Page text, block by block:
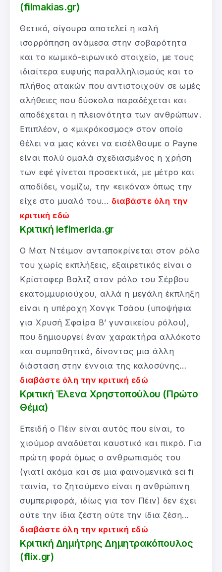
(filmakias.gr)
Θετικό, σίγουρα αποτελεί η καλή
ισορρόπηση ανάμεσα στην σοβαρότητα
και το κωμικό-ειρωνικό στοιχείο, με τους
ιδιαίτερα ευφυής παραλληλισμούς και το
πλήθος ατακών που αντιστοιχούν σε ωμές
αλήθειες που δύσκολα παραδέχεται και
αποδέχεται η πλειονότητα των ανθρώπων.
Επιπλέον, ο «μικρόκοσμος» στον οποίο
θέλει να μας κάνει να εισέλθουμε ο Payne
είναι πολύ ομαλά σχεδιασμένος η χρήση
των εφέ γίνεται προσεκτικά, με μέτρο και
αποδίδει, νομίζω, την «εικόνα» όπως την
είχε στο μυαλό του… διαβάστε όλη την
κριτική εδώ
Κριτική iefimerida.gr
Ο Ματ Ντέιμον ανταποκρίνεται στον ρόλο
του χωρίς εκπλήξεις, εξαιρετικός είναι ο
Κρίστοφερ Βαλτζ στον ρόλο του Σέρβου
εκατομμυριούχου, αλλά η μεγάλη έκπληξη
είναι η υπέροχη Χονγκ Τσάου (υποψήφια
για Χρυσή Σφαίρα Β’ γυναικείου ρόλου),
που δημιουργεί έναν χαρακτήρα αλλόκοτο
και συμπαθητικό, δίνοντας μια άλλη
διάσταση στην έννοια της καλοσύνης…
διαβάστε όλη την κριτική εδώ
Κριτική Έλενα Χρηστοπούλου (Πρώτο
Θέμα)
Επειδή ο Πέιν είναι αυτός που είναι, το
χιούμορ αναδύεται καυστικό και πικρό. Για
πρώτη φορά όμως ο ανθρωπισμός του
(γιατί ακόμα και σε μια φαινομενικά sci fi
ταινία, το ζητούμενο είναι η ανθρώπινη
συμπεριφορά, ιδίως για τον Πέιν) δεν έχει
ούτε την ίδια ζέστη ούτε την ίδια ζέση…
διαβάστε όλη την κριτική εδώ
Κριτική Δημήτρης Δημητρακόπουλος
(flix.gr)